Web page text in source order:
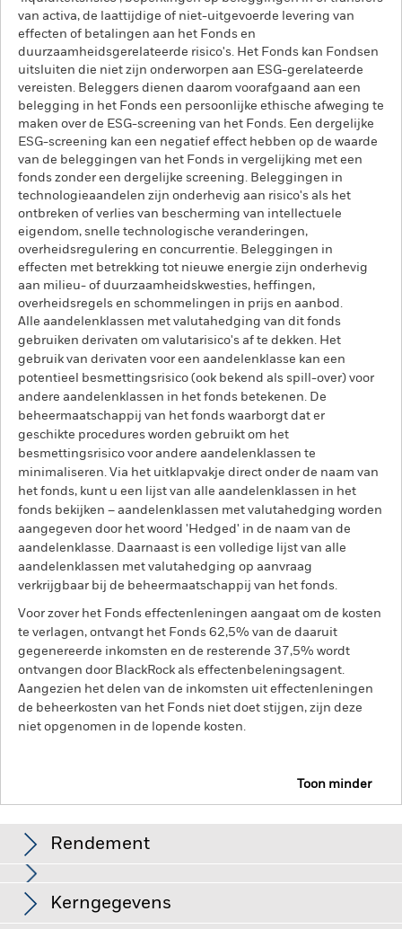
van activa, de laattijdige of niet-uitgevoerde levering van
effecten of betalingen aan het Fonds en
duurzaamheidsgerelateerde risico's. Het Fonds kan Fondsen
uitsluiten die niet zijn onderworpen aan ESG-gerelateerde
vereisten. Beleggers dienen daarom voorafgaand aan een
belegging in het Fonds een persoonlijke ethische afweging te
maken over de ESG-screening van het Fonds. Een dergelijke
ESG-screening kan een negatief effect hebben op de waarde
van de beleggingen van het Fonds in vergelijking met een
fonds zonder een dergelijke screening. Beleggingen in
technologieaandelen zijn onderhevig aan risico's als het
ontbreken of verlies van bescherming van intellectuele
eigendom, snelle technologische veranderingen,
overheidsregulering en concurrentie. Beleggingen in
effecten met betrekking tot nieuwe energie zijn onderhevig
aan milieu- of duurzaamheidskwesties, heffingen,
overheidsregels en schommelingen in prijs en aanbod.
Alle aandelenklassen met valutahedging van dit fonds
gebruiken derivaten om valutarisico's af te dekken. Het
gebruik van derivaten voor een aandelenklasse kan een
potentieel besmettingsrisico (ook bekend als spill-over) voor
andere aandelenklassen in het fonds betekenen. De
beheermaatschappij van het fonds waarborgt dat er
geschikte procedures worden gebruikt om het
besmettingsrisico voor andere aandelenklassen te
minimaliseren. Via het uitklapvakje direct onder de naam van
het fonds, kunt u een lijst van alle aandelenklassen in het
fonds bekijken – aandelenklassen met valutahedging worden
aangegeven door het woord 'Hedged' in de naam van de
aandelenklasse. Daarnaast is een volledige lijst van alle
aandelenklassen met valutahedging op aanvraag
verkrijgbaar bij de beheermaatschappij van het fonds.
Voor zover het Fonds effectenleningen aangaat om de kosten
te verlagen, ontvangt het Fonds 62,5% van de daaruit
gegenereerde inkomsten en de resterende 37,5% wordt
ontvangen door BlackRock als effectenbeleningsagent.
Aangezien het delen van de inkomsten uit effectenleningen
de beheerkosten van het Fonds niet doet stijgen, zijn deze
niet opgenomen in de lopende kosten.
Toon minder
Rendement
Beleggingen in technologieaandelen zijn onderhevig aan
risico's als het ontbreken of verlies van bescherming van
Kerngegevens